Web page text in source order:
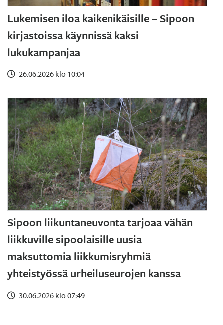
Lukemisen iloa kaikenikäisille – Sipoon
kirjastoissa käynnissä kaksi
lukukampanjaa
26.06.2026 klo 10:04
Sipoon liikuntaneuvonta tarjoaa vähän
liikkuville sipoolaisille uusia
maksuttomia liikkumisryhmiä
yhteistyössä urheiluseurojen kanssa
30.06.2026 klo 07:49